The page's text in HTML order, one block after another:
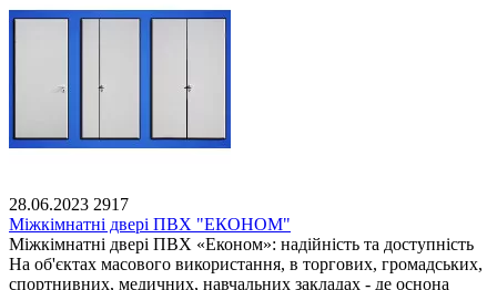
28.06.2023 2917
Міжкімнатні двері ПВХ "ЕКОНОМ"
Міжкімнатні двері ПВХ «Економ»: надійність та доступність
На об'єктах масового використання, в торгових, громадських,
спортнивних, медичних, навчальних закладах - де оснона